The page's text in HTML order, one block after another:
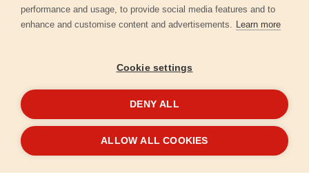
© 2026extol.hu- Minden jog fenntartva
Kapcsolat
Garancia regisztráció
LétrehoztaFEO
performance and usage, to provide social media features and to
enhance and customise content and advertisements. Learn more
Cookie settings
DENY ALL
ALLOW ALL COOKIES